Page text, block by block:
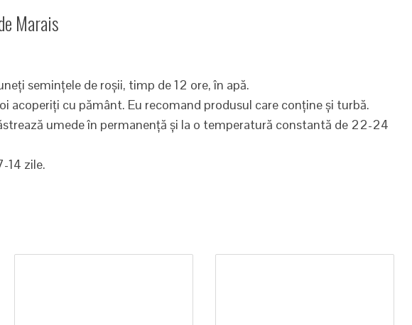
Marais
semințele de roșii, timp de 12 ore, în apă.
acoperiți cu pământ. Eu recomand produsul care conține și turbă.
umede în permanență și la o temperatură constantă de 22-24
14 zile.